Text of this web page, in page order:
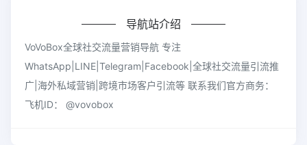
导航站介绍
VoVoBox全球社交流量营销导航 专注
WhatsApp|LINE|Telegram|Facebook|全球社交流量引流推
广|海外私域营销|跨境市场客户引流等 联系我们官方商务：
飞机ID： @vovobox